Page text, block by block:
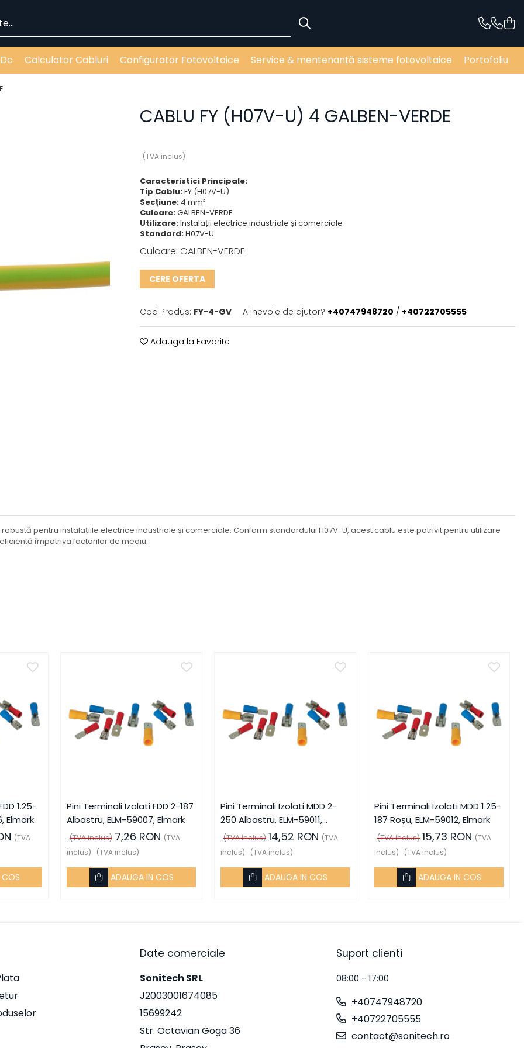
Calculator Cabluri Configurator Fotovoltaice Service & mentenanță sisteme fotovoltaice Portofoliu
CABLU FY (H07V-U) 4 GALBEN-VERDE
(TVA inclus)
Caracteristici Principale:
Tip Cablu:FY (H07V-U)
Secțiune: 4 mm²
Culoare:GALBEN-VERDE
Utilizare:Instalații electrice industriale și comerciale
Standard:H07V-U
Culoare: GALBEN-VERDE
CERE OFERTA
Cod Produs: FY-4-GV Ai nevoie de ajutor? +40747948720 / +40722705555
Adauga la Favorite
robustă pentru instalațiile electrice industriale și comerciale. Conform standardului H07V-U, acest cablu este potrivit pentru utilizare
împotriva factorilor de mediu.
1.25-
Elmark
(TVA
COS
Pini Terminali Izolati FDD 2-187
Albastru, ELM-59007, Elmark
(TVA inclus) 7,26 RON (TVA
inclus)
(TVA inclus)
ADAUGA IN COS
Pini Terminali Izolati MDD 2-
250 Albastru, ELM-59011,
Elmark
(TVA inclus) 14,52 RON (TVA
inclus)
(TVA inclus)
ADAUGA IN COS
Pini Terminali Izolati MDD 1.25-
187 Roșu, ELM-59012, Elmark
(TVA inclus) 15,73 RON (TVA
inclus)
(TVA inclus)
ADAUGA IN COS
Date comerciale
Sonitech SRL
J2003001674085
15699242
Str. Octavian Goga 36
Suport clienti
08:00 - 17:00
+40747948720
+40722705555
contact@sonitech.ro